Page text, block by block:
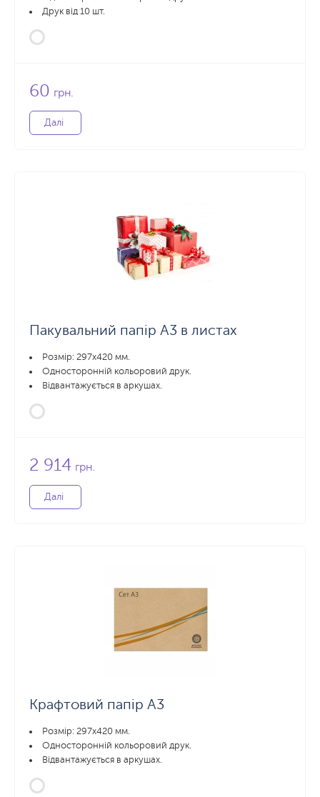
Друк від 10 шт.
60 грн.
Далі
Пакувальний папір А3 в листах
Розмір: 297х420 мм.
Односторонній кольоровий друк.
Відвантажується в аркушах.
2 914 грн.
Далі
Крафтовий папір А3
Розмір: 297х420 мм.
Односторонній кольоровий друк.
Відвантажується в аркушах.